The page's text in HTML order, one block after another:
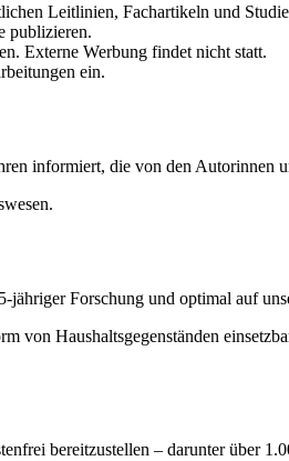
Leitlinien, Fachartikeln und
publizieren.
Externe Werbung findet nicht statt.
ein.
informiert, die von den Autorinnen
Forschung und optimal auf
von Haushaltsgegenständen
bereitzustellen – darunter über